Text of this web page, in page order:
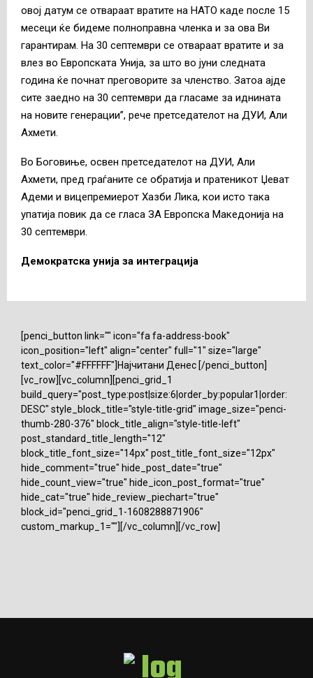
овој датум се отвараат вратите на НАТО каде после 15
месеци ќе бидеме полноправна членка и за ова Ви
гарантирам. На 30 септември се отвараат вратите и за
влез во Европската Унија, за што во јуни следната
година ќе почнат преговорите за членство. Затоа ајде
сите заедно на 30 септември да гласаме за иднината
на новите генерации”, рече претседателот на ДУИ, Али
Ахмети.
Во Боговиње, освен претседателот на ДУИ, Али
Ахмети, пред граѓаните се обратија и пратеникот Џеват
Адеми и вицепремиерот Хазби Лика, кои исто така
упатија повик да се гласа ЗА Европска Македонија на
30 септември.
Демократска унија за интеграција
[penci_button link="" icon="fa fa-address-book"
icon_position="left" align="center" full="1" size="large"
text_color="#FFFFFF"]Најчитани Денес [/penci_button]
[vc_row][vc_column][penci_grid_1
build_query="post_type:post|size:6|order_by:popular1|order:
DESC" style_block_title="style-title-grid" image_size="penci-
thumb-280-376" block_title_align="style-title-left"
post_standard_title_length="12"
block_title_font_size="14px" post_title_font_size="12px"
hide_comment="true" hide_post_date="true"
hide_count_view="true" hide_icon_post_format="true"
hide_cat="true" hide_review_piechart="true"
block_id="penci_grid_1-1608288871906"
custom_markup_1=""][/vc_column][/vc_row]